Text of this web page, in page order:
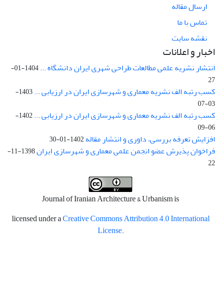
ارسال مقاله
تماس با ما
نقشه سایت
اخبار و اعلانات
انتشار نشریه علمی مطالعات طراحی شهری ایران دانشگاه ...
1404-01-
27
کسب رتبه الف نشریه معماری و شهرسازی ایران در ارزیابی ...
1403-
03-07
کسب رتبه الف نشریه معماری و شهرسازی ایران در ارزیابی ...
1402-
06-09
افزایش تعرفه بررسی، داوری و انتشار مقاله1402-01-30
فراخوان پذیرش عضو انجمن علمی معماری و شهرسازی ایران
1398-11-
22
Journal of Iranian Architecture & Urbanism is
licensed under aCreative Commons Attribution 4.0 International
License.